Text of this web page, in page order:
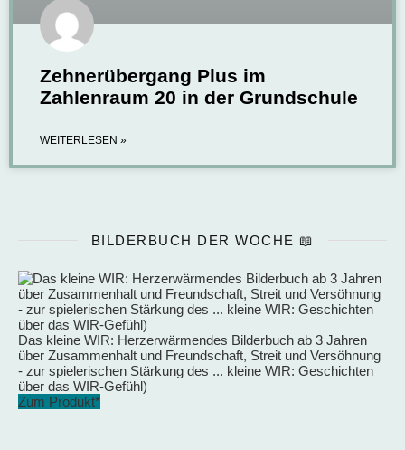
Zehnerübergang Plus im
Zahlenraum 20 in der Grundschule
WEITERLESEN »
BILDERBUCH DER WOCHE 📖
Das kleine WIR: Herzerwärmendes Bilderbuch ab 3 Jahren
über Zusammenhalt und Freundschaft, Streit und Versöhnung
- zur spielerischen Stärkung des ... kleine WIR: Geschichten
über das WIR-Gefühl)
Zum Produkt*